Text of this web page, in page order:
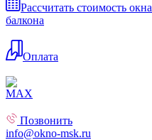
Рассчитать стоимость окна
балкона
Оплата
Позвонить
info@okno-msk.ru